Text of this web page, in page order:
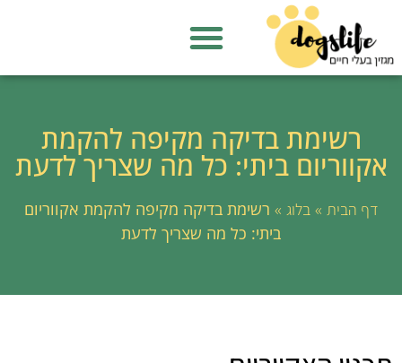
רשימת בדיקה מקיפה להקמת
אקווריום ביתי: כל מה שצריך לדעת
דף הבית »בלוג » רשימת בדיקה מקיפה להקמת אקווריום
ביתי: כל מה שצריך לדעת